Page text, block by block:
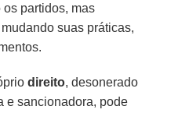
partidos, mas
suas práticas,
direito, desonerado
e sancionadora, pode